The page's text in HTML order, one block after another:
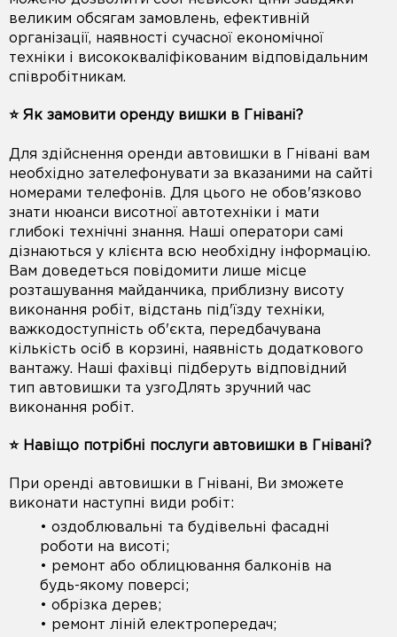
великим обсягам замовлень, ефективній
організації, наявності сучасної економічної
техніки і висококваліфікованим відповідальним
співробітникам.
⭐️ Як замовити оренду вишки в Гнівані?
Для здійснення оренди автовишки в Гнівані вам
необхідно зателефонувати за вказаними на сайті
номерами телефонів. Для цього не обов'язково
знати нюанси висотної автотехніки і мати
глибокі технічні знання. Наші оператори самі
дізнаються у клієнта всю необхідну інформацію.
Вам доведеться повідомити лише місце
розташування майданчика, приблизну висоту
виконання робіт, відстань під'їзду техніки,
важкодоступність об'єкта, передбачувана
кількість осіб в корзині, наявність додаткового
вантажу. Наші фахівці підберуть відповідний
тип автовишки та узгоДлять зручний час
виконання робіт.
⭐️ Навіщо потрібні послуги автовишки в Гнівані?
При оренді автовишки в Гнівані, Ви зможете
виконати наступні види робіт:
• оздоблювальні та будівельні фасадні
роботи на висоті;
• ремонт або облицювання балконів на
будь-якому поверсі;
• обрізка дерев;
• ремонт ліній електропередач;